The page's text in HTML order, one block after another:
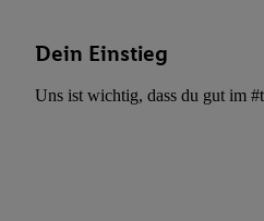
Dein Einstieg
Uns ist wichtig, dass du gut im